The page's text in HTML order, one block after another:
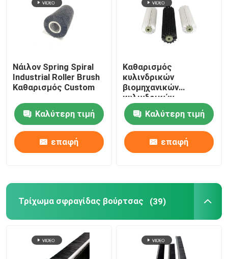
Νάιλον Spring Spiral
Industrial Roller Brush
Καθαρισμός Custom
Καλύτερη τιμή
επαφή
Καθαρισμός
κυλινδρικών
βιομηχανικών
κυλινδρικών
κυλινδρικών
κυλινδρικών
κυλινδρικών
κυλινδρικών
κυλινδρικών
κυλινδρικών
κυλινδρικών
κυλινδρικών
κυλινδρικών
κυλινδρικών
Καλύτερη τιμή
επαφή
Τρίχωμα σφραγίδας βούρτσας (39)